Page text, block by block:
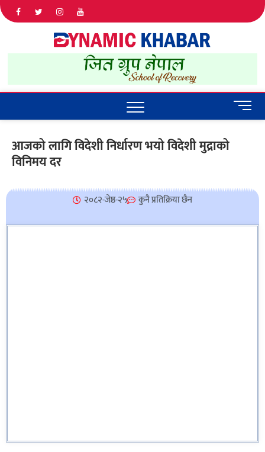
IN NEPAL
M
e
n
आजको लागि विदेशी निर्धारण भयो विदेशी मुद्राको
विनिमय दर
२०८२-जेष्ठ-२५ कुनै प्रतिक्रिया छैन